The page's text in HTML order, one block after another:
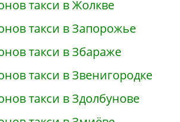
такси в Жолкве
такси в Запорожье
такси в Збараже
такси в Звенигородке
такси в Здолбунове